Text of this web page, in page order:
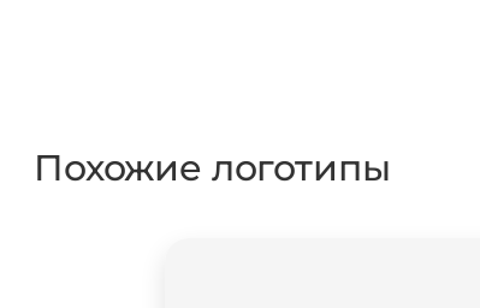
Похожие логотипы